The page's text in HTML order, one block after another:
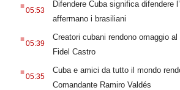
05:53
Difendere Cuba significa difendere
affermano i brasiliani
.05:39
Creatori cubani rendono omaggio
Fidel Castro
.05:35
Cuba e amici da tutto il mondo
Comandante Ramiro Valdés